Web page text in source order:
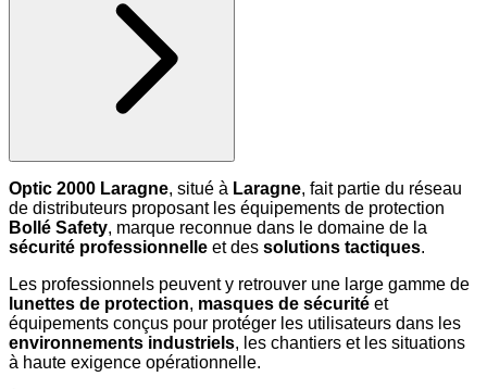
Optic 2000 Laragne, situé à Laragne, fait partie du réseau
de distributeurs proposant les équipements de protection
Bollé Safety, marque reconnue dans le domaine de la
sécurité professionnelle et des solutions tactiques.
Les professionnels peuvent y retrouver une large gamme de
lunettes de protection, masques de sécurité et
équipements conçus pour protéger les utilisateurs dans les
environnements industriels, les chantiers et les situations
à haute exigence opérationnelle.